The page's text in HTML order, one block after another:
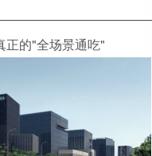
正的"全场景通吃"